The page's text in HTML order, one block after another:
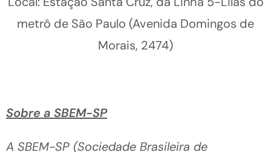
metrô de São Paulo (Avenida Domingos de
Morais, 2474)
Sobre a SBEM-SP
A SBEM-SP (Sociedade Brasileira de